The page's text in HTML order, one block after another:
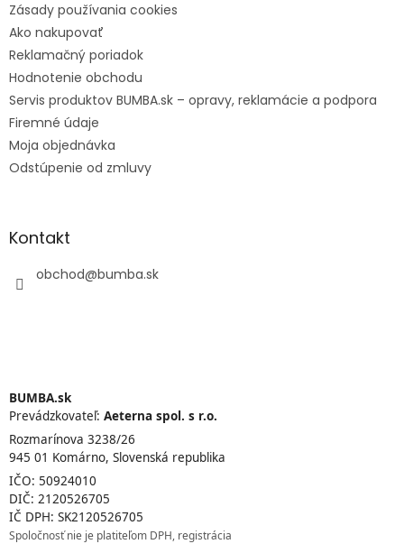
Zásady používania cookies
Ako nakupovať
Reklamačný poriadok
Hodnotenie obchodu
Servis produktov BUMBA.sk – opravy, reklamácie a podpora
Firemné údaje
Moja objednávka
Odstúpenie od zmluvy
Kontakt
obchod@bumba.sk
BUMBA.sk
Prevádzkovateľ: Aeterna spol. s r.o.
Rozmarínova 3238/26
945 01 Komárno, Slovenská republika
IČO: 50924010
DIČ: 2120526705
IČ DPH: SK2120526705
Spoločnosť nie je platiteľom DPH, registrácia